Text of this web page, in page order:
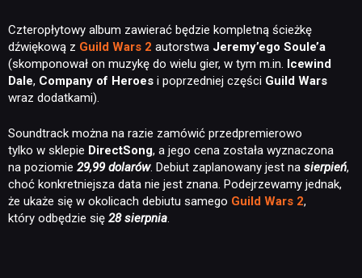
Czteropłytowy album zawierać będzie kompletną ścieżkę
dźwiękową z Guild Wars 2 autorstwa Jeremy’ego Soule’a
(skomponował on muzykę do wielu gier, w tym m.in. Icewind
Dale, Company of Heroes i poprzedniej części Guild Wars
wraz dodatkami).
Soundtrack można na razie zamówić przedpremierowo
tylko w sklepie DirectSong, a jego cena została wyznaczona
na poziomie 29,99 dolarów. Debiut zaplanowany jest na sierpień,
choć konkretniejsza data nie jest znana. Podejrzewamy jednak,
że ukaże się w okolicach debiutu samego Guild Wars 2,
który odbędzie się 28 sierpnia.